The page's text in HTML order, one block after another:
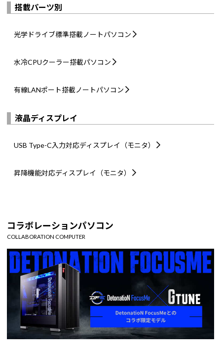
搭載パーツ別
光学ドライブ標準搭載ノートパソコン
水冷CPUクーラー搭載パソコン
有線LANポート搭載ノートパソコン
液晶ディスプレイ
USB Type-C入力対応ディスプレイ（モニタ）
昇降機能対応ディスプレイ（モニタ）
コラボレーションパソコン
COLLABORATION COMPUTER